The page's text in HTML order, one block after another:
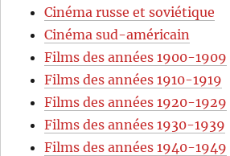
Cinéma russe et soviétique
Cinéma sud-américain
Films des années 1900-1909
Films des années 1910-1919
Films des années 1920-1929
Films des années 1930-1939
Films des années 1940-1949